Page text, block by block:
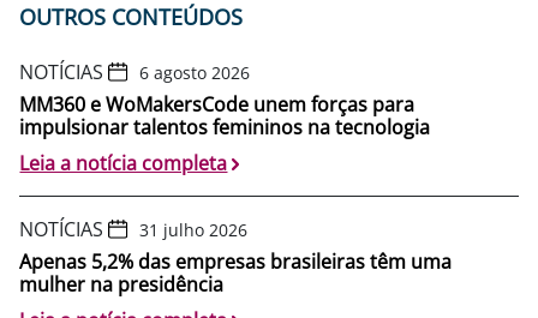
OUTROS CONTEÚDOS
NOTÍCIAS 6 agosto 2026
MM360 e WoMakersCode unem forças para
impulsionar talentos femininos na tecnologia
Leia a notícia completa
NOTÍCIAS 31 julho 2026
Apenas 5,2% das empresas brasileiras têm uma
mulher na presidência